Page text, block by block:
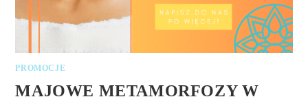
PROMOCJE
MAJOWE METAMORFOZY W